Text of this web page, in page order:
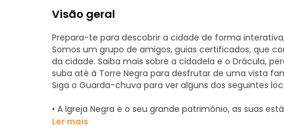
Visão geral
Prepara-te para descobrir a cidade de forma
Somos um grupo de amigos, guias certificados, que
da cidade. Saiba mais sobre a cidadela e o Drácula,
suba até à Torre Negra para desfrutar de uma vista
Siga o Guarda-chuva para ver alguns dos seguintes
• A Igreja Negra e o seu grande património, as suas
• A Praça do Conselho é um olhar para os primórdios
Ler mais